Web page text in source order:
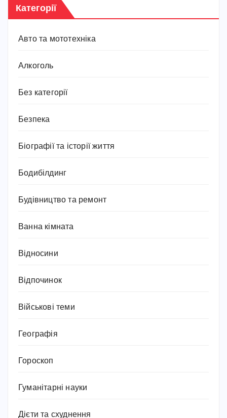
Категорії
Авто та мототехніка
Алкоголь
Без категорії
Безпека
Біографії та історії життя
Бодибілдинг
Будівництво та ремонт
Ванна кімната
Відносини
Відпочинок
Військові теми
Географія
Гороскоп
Гуманітарні науки
Дієти та схуднення